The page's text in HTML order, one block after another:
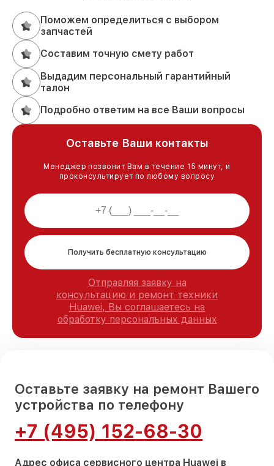
Поможем определиться с выбором
запчастей
Составим точную смету работ
Выдадим персональный гарантийный
талон
Подробно ответим на все Ваши вопросы
Оставьте Ваши контакты
Менеджер позвонит Вам в течение 15 минут, и
проконсультирует по любому вопросу
Получить бесплатную консультацию
Отправляя заявку на
консультацию и ремонт техники
Huawei, Вы соглашаетесь на
обработку персональных данных
Оставьте заявку на ремонт Вашего
устройства по телефону
+7 (495) 152-68-30
Адрес офиса сервисного центра Huawei в